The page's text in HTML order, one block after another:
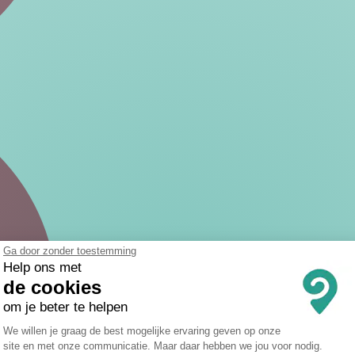
Ga door zonder toestemming
Help ons met
de cookies
om je beter te helpen
Toestemmingsbeheerplatform:
We willen je graag de best mogelijke ervaring geven op onze
site en met onze communicatie. Maar daar hebben we jou voor nodig.